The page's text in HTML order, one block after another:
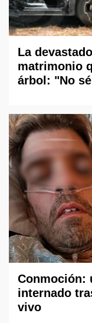
La
matrimonio
árbol: "No
Conmoción:
internado
vivo